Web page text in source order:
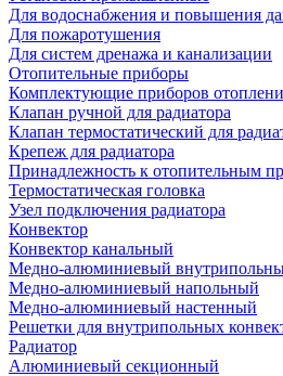
Для водоснабжения и повышения
Для пожаротушения
Для систем дренажа и канализации
Отопительные приборы
Комплектующие приборов
Клапан ручной для радиатора
Клапан термостатический для
Крепеж для радиатора
Принадлежность к отопительным
Термостатическая головка
Узел подключения радиатора
Конвектор
Конвектор канальный
Медно-алюминиевый
Медно-алюминиевый напольный
Медно-алюминиевый настенный
Решетки для внутрипольных
Радиатор
Алюминиевый секционный